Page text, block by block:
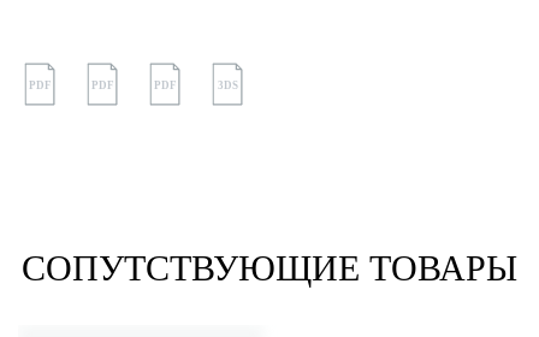
PDF PDF PDF 3DS
СОПУТСТВУЮЩИЕ ТОВАРЫ